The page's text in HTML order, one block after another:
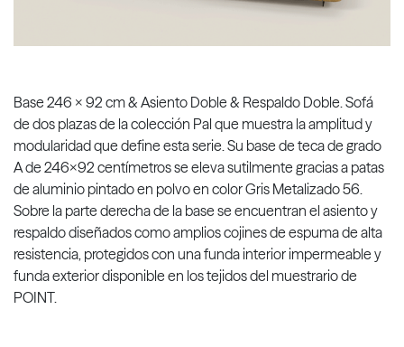
Base 246 x 92 cm & Asiento Doble & Respaldo Doble. Sofá
de dos plazas de la colección Pal que muestra la amplitud y
modularidad que define esta serie. Su base de teca de grado
A de 246x92 centímetros se eleva sutilmente gracias a patas
de aluminio pintado en polvo en color Gris Metalizado 56.
Sobre la parte derecha de la base se encuentran el asiento y
respaldo diseñados como amplios cojines de espuma de alta
resistencia, protegidos con una funda interior impermeable y
funda exterior disponible en los tejidos del muestrario de
POINT.